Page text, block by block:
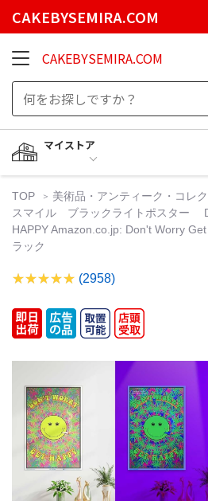
CAKEBYSEMIRA.COM
CAKEBYSEMIRA.COM
マイストア
TOP 美術品・アンティーク・コレ
スマイル ブラックライトポスター
HAPPY Amazon.co.jp: Don't Worry
ラック
(2958)